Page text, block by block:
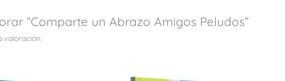
“Comparte un Abrazo Amigos Peludos”
valoración.